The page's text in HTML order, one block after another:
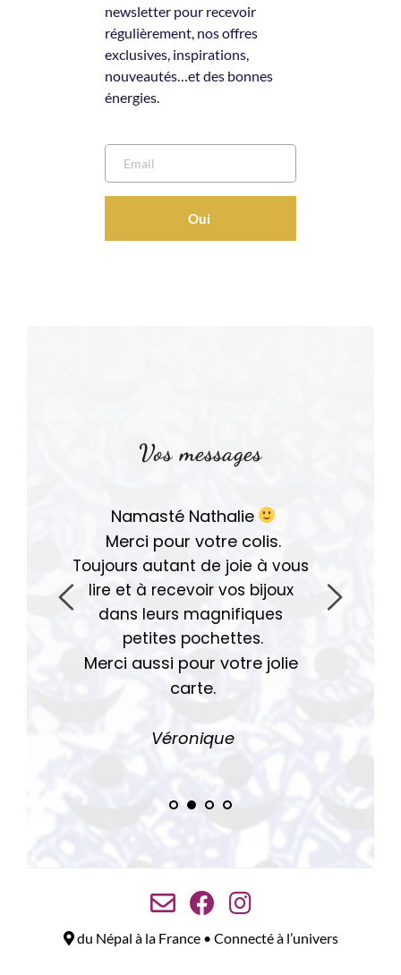
newsletter pour recevoir
régulièrement, nos offres
exclusives, inspirations,
nouveautés…et des bonnes
énergies.
Oui
Vos messages
Namasté Nathalie
Merci pour votre colis.
Toujours autant de joie à vous
lire et à recevoir vos bijoux
dans leurs magnifiques
petites pochettes.
Merci aussi pour votre jolie
carte.
Véronique
du Népal à la France • Connecté à l’univers